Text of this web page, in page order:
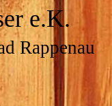
e.K.
Rappenau